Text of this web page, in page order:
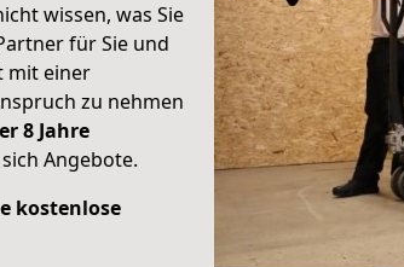
wissen, was Sie
für Sie und
mit einer
zu nehmen
8 Jahre
Angebote.
kostenlose